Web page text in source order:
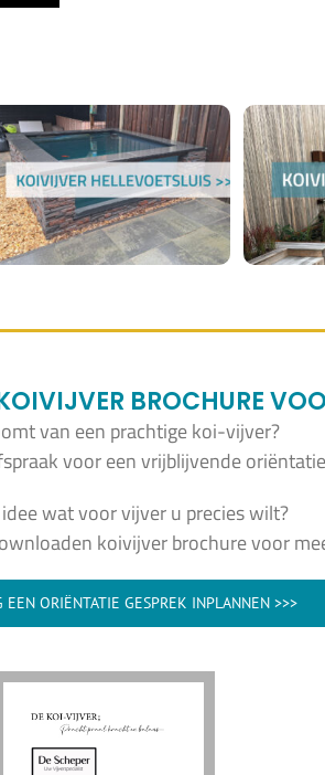
BROCHURE
van een prachtige koi-vijver?
voor een vrijblijvende
wat voor vijver u precies wilt?
koivijver brochure voor
EEN ORIËNTATIE GESPREK INPLANNEN >>>